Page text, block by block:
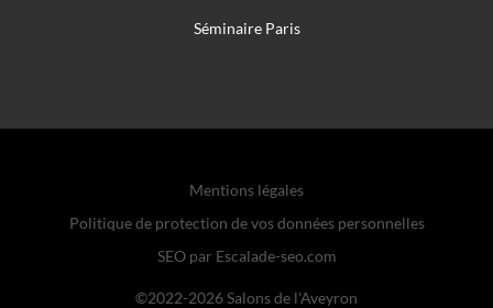
Séminaire Paris
©2022-2026Salons de l'Aveyron
Mentions légales
Politique de protection de vos données personnelles
SEO par Escalade-seo.com